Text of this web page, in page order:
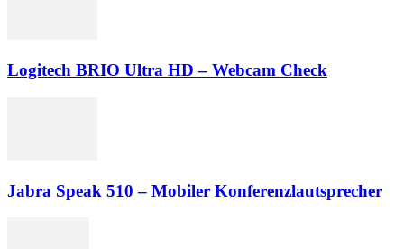
Logitech BRIO Ultra HD – Webcam Check
Jabra Speak 510 – Mobiler Konferenzlautsprecher